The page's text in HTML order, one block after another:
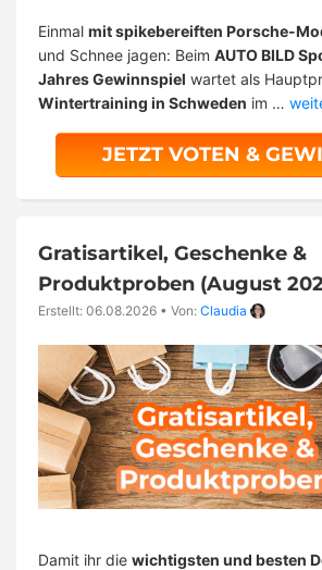
Einmal mit spikebereiften Porsche-
und Schnee jagen: Beim AUTO BILD
Jahres Gewinnspiel wartet als
Wintertraining in Schweden im …
JETZT VOTEN &
Gratisartikel, Geschenke &
Produktproben (August
Erstellt: 06.08.2026 • Von: Claudia
Damit ihr die wichtigsten und besten